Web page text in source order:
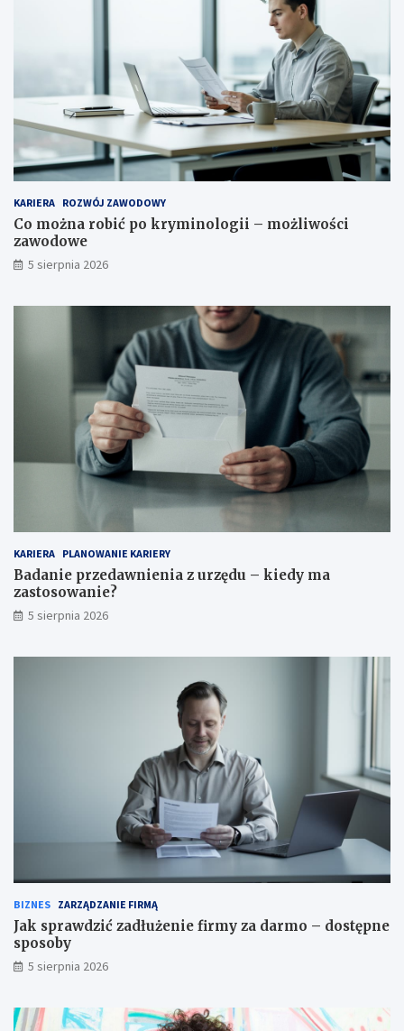
KARIERA ROZWÓJ ZAWODOWY
Co można robić po kryminologii – możliwości
zawodowe
5 sierpnia 2026
KARIERA PLANOWANIE KARIERY
Badanie przedawnienia z urzędu – kiedy ma
zastosowanie?
5 sierpnia 2026
BIZNES ZARZĄDZANIE FIRMĄ
Jak sprawdzić zadłużenie firmy za darmo – dostępne
sposoby
5 sierpnia 2026